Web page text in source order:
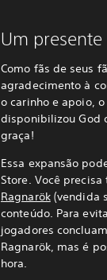
Um
Como fãs de seus
agradecimento à
o carinho e apoio,
disponibilizou God
graça!
Essa expansão
Store. Você
Ragnarök(vendida
conteúdo. Para
jogadores
Ragnarök, mas é
hora.